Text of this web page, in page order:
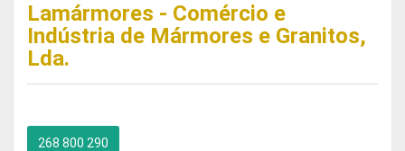
Lamármores - Comércio e
Indústria de Mármores e Granitos,
Lda.
268 800 290